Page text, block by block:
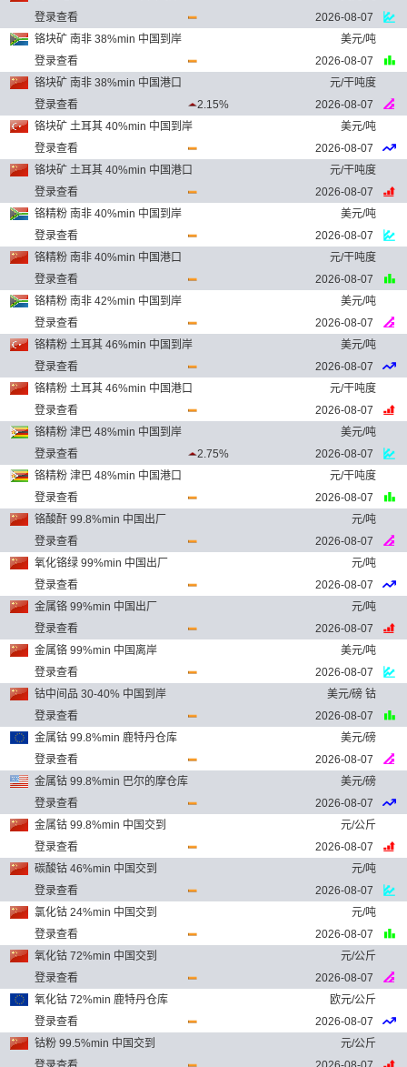
登录查看
2026-08-07
铬块矿 南非 38%min 中国到岸
美元/吨
登录查看
2026-08-07
铬块矿 南非 38%min 中国港口
元/干吨度
登录查看
2.15%
2026-08-07
铬块矿 土耳其 40%min 中国到岸
美元/吨
登录查看
2026-08-07
铬块矿 土耳其 40%min 中国港口
元/干吨度
登录查看
2026-08-07
铬精粉 南非 40%min 中国到岸
美元/吨
登录查看
2026-08-07
铬精粉 南非 40%min 中国港口
元/干吨度
登录查看
2026-08-07
铬精粉 南非 42%min 中国到岸
美元/吨
登录查看
2026-08-07
铬精粉 土耳其 46%min 中国到岸
美元/吨
登录查看
2026-08-07
铬精粉 土耳其 46%min 中国港口
元/干吨度
登录查看
2026-08-07
铬精粉 津巴 48%min 中国到岸
美元/吨
登录查看
2.75%
2026-08-07
铬精粉 津巴 48%min 中国港口
元/干吨度
登录查看
2026-08-07
铬酸酐 99.8%min 中国出厂
元/吨
登录查看
2026-08-07
氧化铬绿 99%min 中国出厂
元/吨
登录查看
2026-08-07
金属铬 99%min 中国出厂
元/吨
登录查看
2026-08-07
金属铬 99%min 中国离岸
美元/吨
登录查看
2026-08-07
钴中间品 30-40% 中国到岸
美元/磅 钴
登录查看
2026-08-07
金属钴 99.8%min 鹿特丹仓库
美元/磅
登录查看
2026-08-07
金属钴 99.8%min 巴尔的摩仓库
美元/磅
登录查看
2026-08-07
金属钴 99.8%min 中国交到
元/公斤
登录查看
2026-08-07
碳酸钴 46%min 中国交到
元/吨
登录查看
2026-08-07
氯化钴 24%min 中国交到
元/吨
登录查看
2026-08-07
氧化钴 72%min 中国交到
元/公斤
登录查看
2026-08-07
氧化钴 72%min 鹿特丹仓库
欧元/公斤
登录查看
2026-08-07
钴粉 99.5%min 中国交到
元/公斤